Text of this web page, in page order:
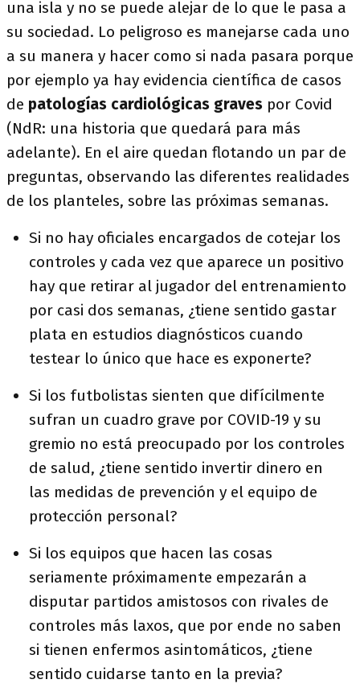
una isla y no se puede alejar de lo que le pasa a
su sociedad. Lo peligroso es manejarse cada uno
a su manera y hacer como si nada pasara porque
por ejemplo ya hay evidencia científica de casos
de patologías cardiológicas graves por Covid
(NdR: una historia que quedará para más
adelante). En el aire quedan flotando un par de
preguntas, observando las diferentes realidades
de los planteles, sobre las próximas semanas.
Si no hay oficiales encargados de cotejar los
controles y cada vez que aparece un positivo
hay que retirar al jugador del entrenamiento
por casi dos semanas, ¿tiene sentido gastar
plata en estudios diagnósticos cuando
testear lo único que hace es exponerte?
Si los futbolistas sienten que difícilmente
sufran un cuadro grave por COVID-19 y su
gremio no está preocupado por los controles
de salud, ¿tiene sentido invertir dinero en
las medidas de prevención y el equipo de
protección personal?
Si los equipos que hacen las cosas
seriamente próximamente empezarán a
disputar partidos amistosos con rivales de
controles más laxos, que por ende no saben
si tienen enfermos asintomáticos, ¿tiene
sentido cuidarse tanto en la previa?